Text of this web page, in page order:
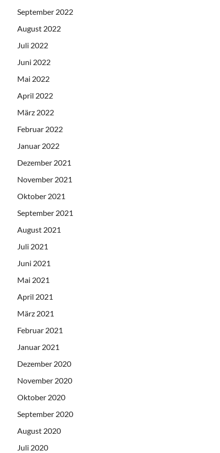
September 2022
August 2022
Juli 2022
Juni 2022
Mai 2022
April 2022
März 2022
Februar 2022
Januar 2022
Dezember 2021
November 2021
Oktober 2021
September 2021
August 2021
Juli 2021
Juni 2021
Mai 2021
April 2021
März 2021
Februar 2021
Januar 2021
Dezember 2020
November 2020
Oktober 2020
September 2020
August 2020
Juli 2020